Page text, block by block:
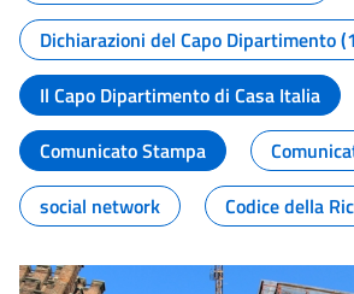
Dichiarazioni del Capo Dipartimento
Il Capo Dipartimento di Casa Italia
Comunicato Stampa
social network
Codice della